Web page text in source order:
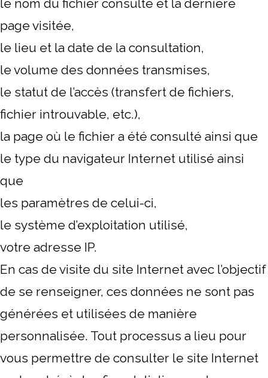
le nom du fichier consulté et la dernière
page visitée,
le lieu et la date de la consultation,
le volume des données transmises,
le statut de l’accès (transfert de fichiers,
fichier introuvable, etc.),
la page où le fichier a été consulté ainsi que
le type du navigateur Internet utilisé ainsi
que
les paramètres de celui-ci,
le système d’exploitation utilisé,
votre adresse IP.
En cas de visite du site Internet avec l’objectif
de se renseigner, ces données ne sont pas
générées et utilisées de manière
personnalisée. Tout processus a lieu pour
vous permettre de consulter le site Internet